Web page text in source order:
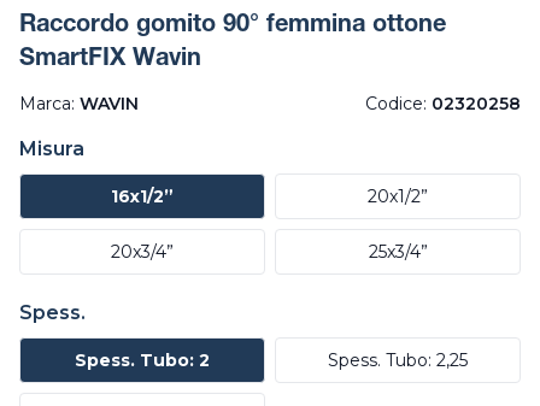
Raccordo gomito 90° femmina ottone
SmartFIX Wavin
Marca: WAVIN Codice: 02320258
Misura
16x1/2” 20x1/2”
20x3/4” 25x3/4”
Spess.
Spess. Tubo: 2 Spess. Tubo: 2,25